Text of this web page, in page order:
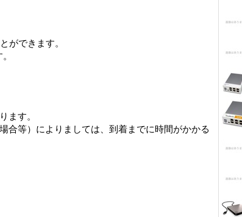
ができます。
ます。
合等）によりましては、到着までに時間がかかる